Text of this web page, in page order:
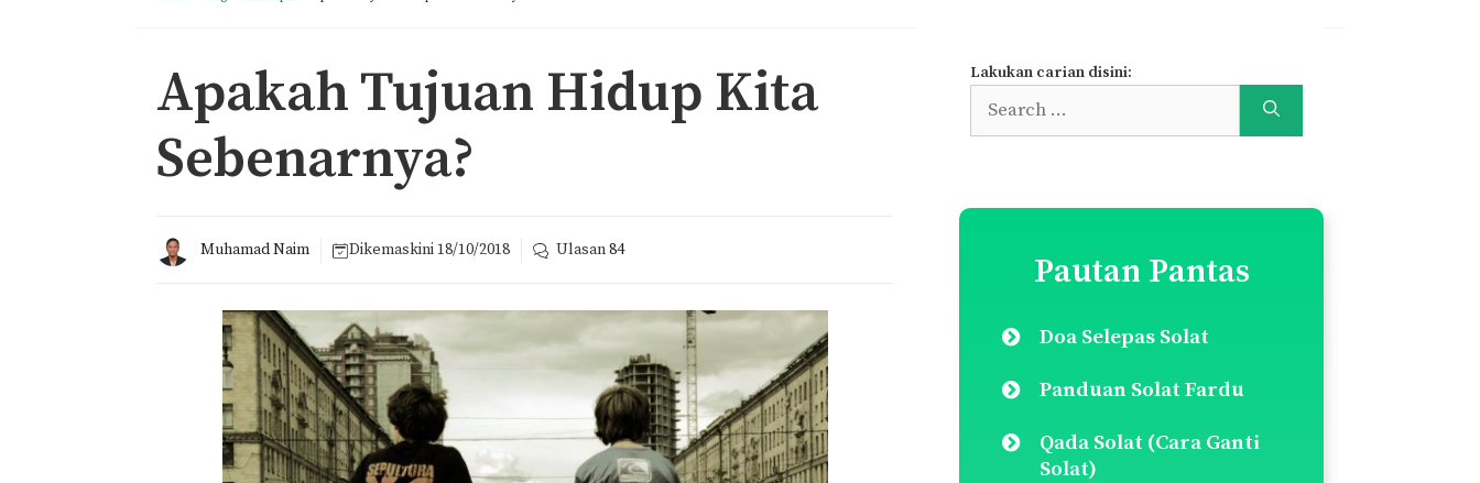
Apakah Tujuan Hidup Kita
Sebenarnya?
Muhamad Naim Dikemaskini18/10/2018 Ulasan84
Lakukan carian disini:
Search
for:
Pautan Pantas
Doa Selepas Solat
Panduan Solat Fardu
Qada Solat (Cara Ganti
Solat)